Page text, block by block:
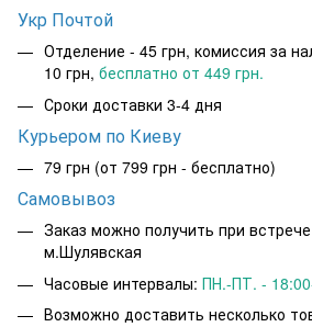
Укр Почтой
Отделение - 45 грн, комиссия за
10 грн, бесплатно от 449 грн.
Сроки доставки 3-4 дня
Курьером по Киеву
79 грн (от 799 грн - бесплатно)
Самовывоз
Заказ можно получить при
м.Шулявская
Часовые интервалы: ПН.-ПТ. -
Возможно доставить несколько